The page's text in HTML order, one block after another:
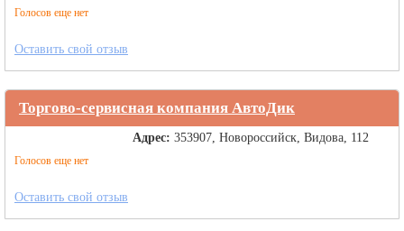
Голосов еще нет
Оставить свой отзыв
Торгово-сервисная компания АвтоДик
Голосов еще нет
Адрес: 353907, Новороссийск, Видова, 112
Оставить свой отзыв